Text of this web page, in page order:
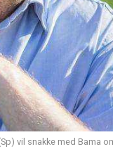
vil snakke med Bama